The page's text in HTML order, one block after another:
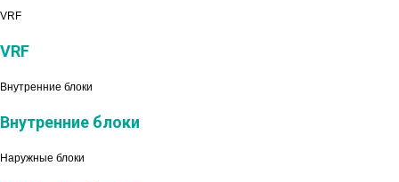
VRF
VRF
Внутренние блоки
Внутренние блоки
Наружные блоки